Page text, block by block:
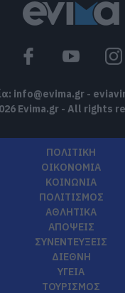
info@evima.gr -
Evima.gr - All rights
ΠΟΛΙΤΙΚΗ
ΟΙΚΟΝΟΜΙΑ
ΚΟΙΝΩΝΙΑ
ΠΟΛΙΤΙΣΜΟΣ
ΑΘΛΗΤΙΚΑ
ΑΠΟΨΕΙΣ
ΣΥΝΕΝΤΕΥΞΕΙΣ
ΔΙΕΘΝΗ
ΥΓΕΙΑ
ΤΟΥΡΙΣΜΟΣ